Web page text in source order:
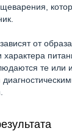
от
характера
те или